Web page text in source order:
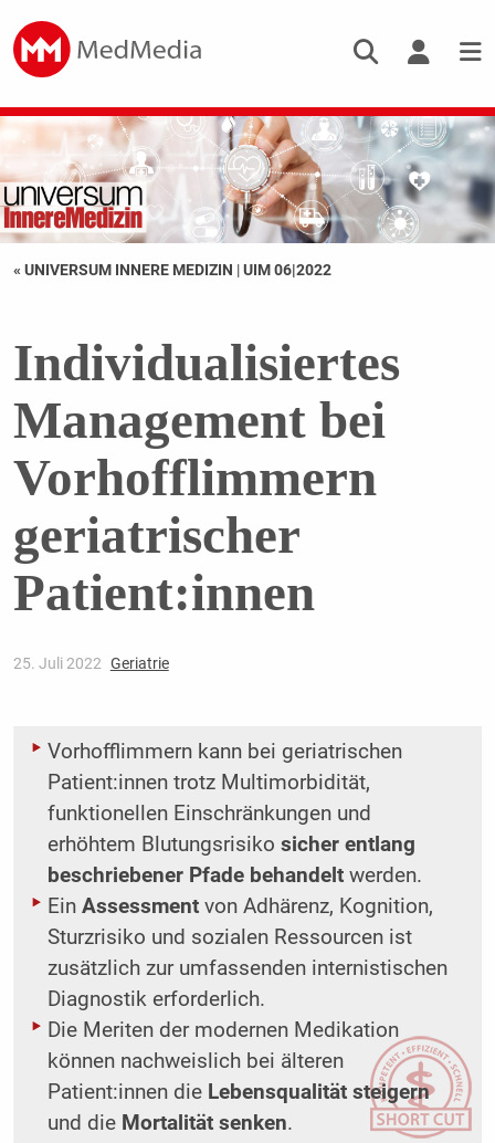
« UNIVERSUM INNERE MEDIZIN |UIM 06|2022
Individualisiertes
Management bei
Vorhofflimmern
geriatrischer
Patient:innen
25. Juli 2022 Geriatrie
Vorhofflimmern kann bei geriatrischen
Patient:innen trotz Multimorbidität,
funktionellen Einschränkungen und
erhöhtem Blutungsrisiko sicher entlang
beschriebener Pfade behandeltwerden.
Ein Assessmentvon Adhärenz, Kognition,
Sturzrisiko und sozialen Ressourcen ist
zusätzlich zur umfassenden internistischen
Diagnostik erforderlich.
Die Meriten der modernen Medikation
können nachweislich bei älteren
Patient:innen die Lebensqualität steigern
und die Mortalität senken.